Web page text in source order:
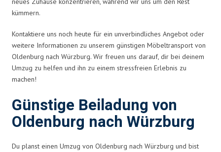
kümmern.
Kontaktiere uns noch heute für ein unverbindliches Angebot oder
weitere Informationen zu unserem günstigen Möbeltransport von
Oldenburg nach Würzburg. Wir freuen uns darauf, dir bei deinem
Umzug zu helfen und ihn zu einem stressfreien Erlebnis zu
machen!
Günstige Beiladung von
Oldenburg nach Würzburg
Du planst einen Umzug von Oldenburg nach Würzburg und bist